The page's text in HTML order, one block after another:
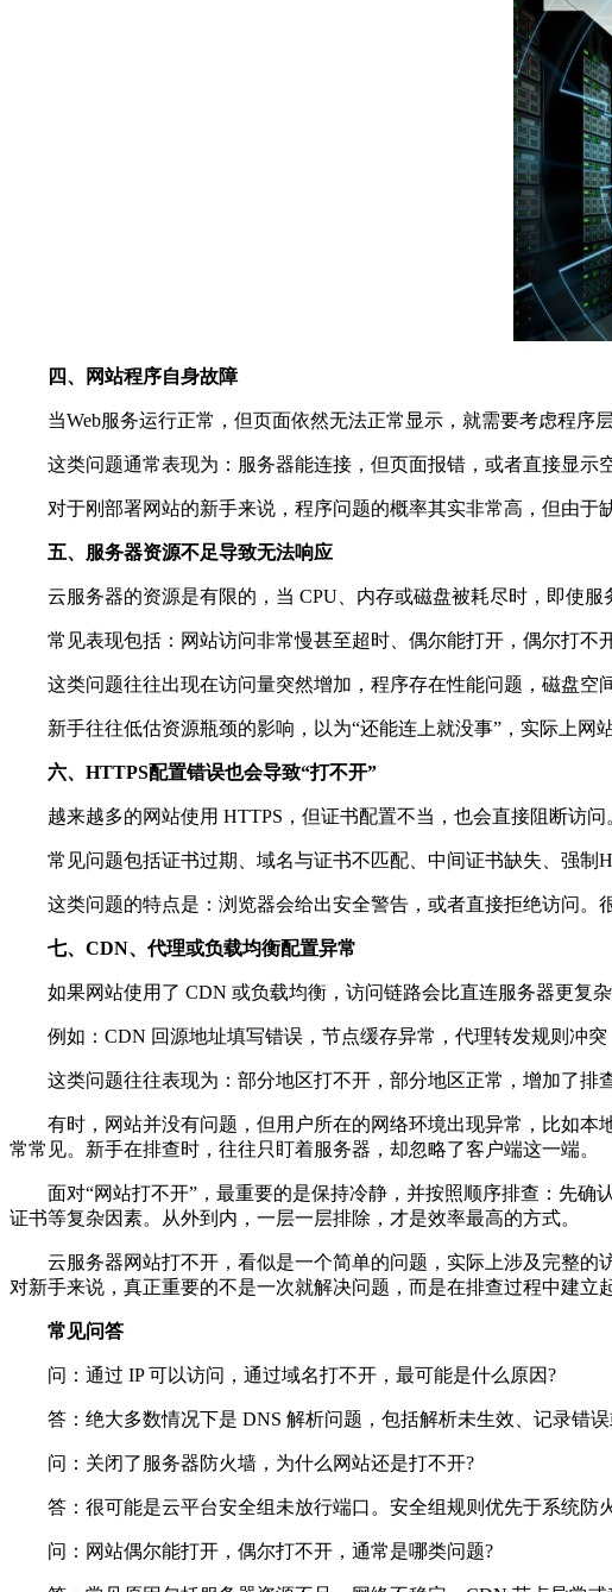
四、网站程序自身故障
当Web服务运行正常，但页面依然无法正常显示，就需要考虑程序
这类问题通常表现为：服务器能连接，但页面报错，或者直接显示空
对于刚部署网站的新手来说，程序问题的概率其实非常高，但由于
五、服务器资源不足导致无法响应
云服务器的资源是有限的，当 CPU、内存或磁盘被耗尽时，即使服
常见表现包括：网站访问非常慢甚至超时、偶尔能打开，偶尔打不
这类问题往往出现在访问量突然增加，程序存在性能问题，磁盘空间
新手往往低估资源瓶颈的影响，以为“还能连上就没事”，实际上网站
六、HTTPS配置错误也会导致“打不开”
越来越多的网站使用 HTTPS，但证书配置不当，也会直接阻断访问
常见问题包括证书过期、域名与证书不匹配、中间证书缺失、强制
这类问题的特点是：浏览器会给出安全警告，或者直接拒绝访问。
七、CDN、代理或负载均衡配置异常
如果网站使用了 CDN 或负载均衡，访问链路会比直连服务器更复杂
例如：CDN 回源地址填写错误，节点缓存异常，代理转发规则冲突
这类问题往往表现为：部分地区打不开，部分地区正常，增加了排查
有时，网站并没有问题，但用户所在的网络环境出现异常，比如本
常常见。新手在排查时，往往只盯着服务器，却忽略了客户端这一端。
面对“网站打不开”，最重要的是保持冷静，并按照顺序排查：先确认
证书等复杂因素。从外到内，一层一层排除，才是效率最高的方式。
云服务器网站打不开，看似是一个简单的问题，实际上涉及完整的
对新手来说，真正重要的不是一次就解决问题，而是在排查过程中建立
常见问答
问：通过 IP 可以访问，通过域名打不开，最可能是什么原因?
答：绝大多数情况下是 DNS 解析问题，包括解析未生效、记录错误
问：关闭了服务器防火墙，为什么网站还是打不开?
答：很可能是云平台安全组未放行端口。安全组规则优先于系统防火
问：网站偶尔能打开，偶尔打不开，通常是哪类问题?